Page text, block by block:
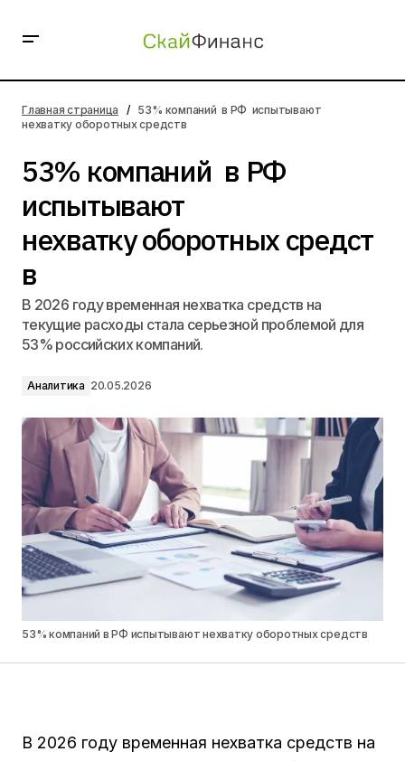
нехватку оборотных средств
Главная страница
53% компаний в РФ испытывают
нехватку оборотных средств
53% компаний в РФ
испытывают
нехватку оборотных средст
в
В 2026 году временная нехватка средств на
текущие расходы стала серьезной проблемой для
53% российских компаний.
Аналитика 20.05.2026
53% компаний в РФ испытывают нехватку оборотных средств
В 2026 году временная нехватка средств на